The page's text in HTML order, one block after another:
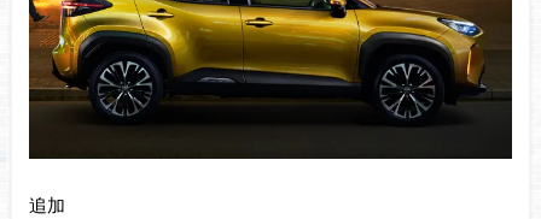
追加